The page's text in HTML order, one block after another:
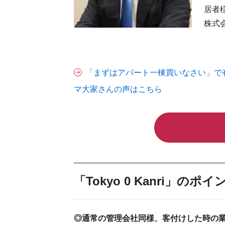
居者
株式
「まずはアパート一棟買いなさい」
マ大家さんの声はこちら
「Tokyo 0 Kanri」のポイ
◎通常の管理会社同様、客付けした時の